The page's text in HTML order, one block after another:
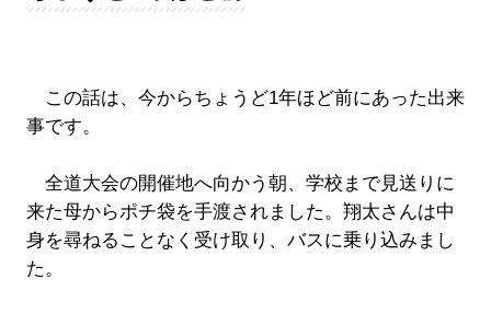
この話は、今からちょうど1年ほど前にあった出来
事です。
全道大会の開催地へ向かう朝、学校まで見送りに
来た母からポチ袋を手渡されました。翔太さんは中
身を尋ねることなく受け取り、バスに乗り込みまし
た。